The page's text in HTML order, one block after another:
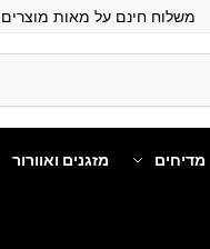
משלוח חינם על מאות מוצרים
מדיחים מזגנים ואוורור